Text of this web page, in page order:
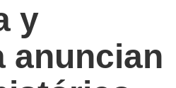
y
anuncian